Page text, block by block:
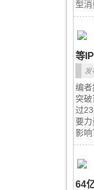
型消
等
发
编
突破
过
要力
影响
64